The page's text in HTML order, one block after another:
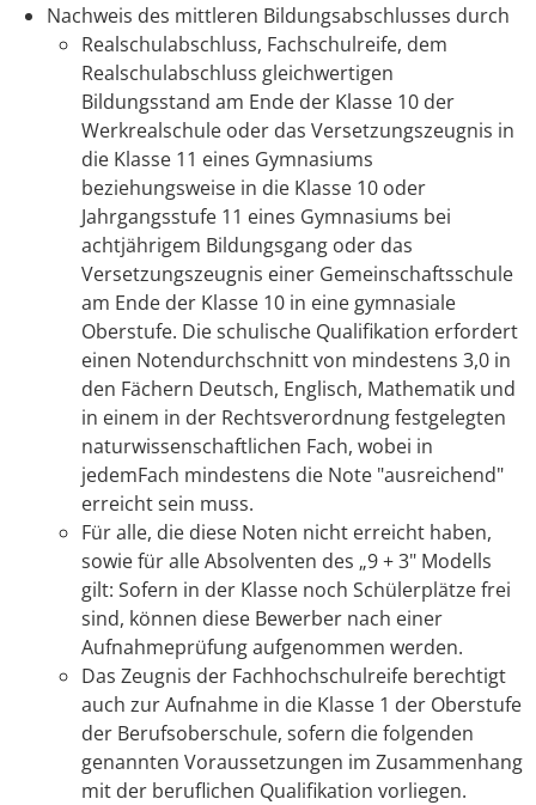
Nachweis des mittleren Bildungsabschlusses durch
Realschulabschluss, Fachschulreife, dem
Realschulabschluss gleichwertigen
Bildungsstand am Ende der Klasse 10 der
Werkrealschule oder das Versetzungszeugnis in
die Klasse 11 eines Gymnasiums
beziehungsweise in die Klasse 10 oder
Jahrgangsstufe 11 eines Gymnasiums bei
achtjährigem Bildungsgang oder das
Versetzungszeugnis einer Gemeinschaftsschule
am Ende der Klasse 10 in eine gymnasiale
Oberstufe. Die schulische Qualifikation erfordert
einen Notendurchschnitt von mindestens 3,0 in
den Fächern Deutsch, Englisch, Mathematik und
in einem in der Rechtsverordnung festgelegten
naturwissenschaftlichen Fach, wobei in
jedemFach mindestens die Note "ausreichend"
erreicht sein muss.
Für alle, die diese Noten nicht erreicht haben,
sowie für alle Absolventen des „9 + 3" Modells
gilt: Sofern in der Klasse noch Schülerplätze frei
sind, können diese Bewerber nach einer
Aufnahmeprüfung aufgenommen werden.
Das Zeugnis der Fachhochschulreife berechtigt
auch zur Aufnahme in die Klasse 1 der Oberstufe
der Berufsoberschule, sofern die folgenden
genannten Voraussetzungen im Zusammenhang
mit der beruflichen Qualifikation vorliegen.